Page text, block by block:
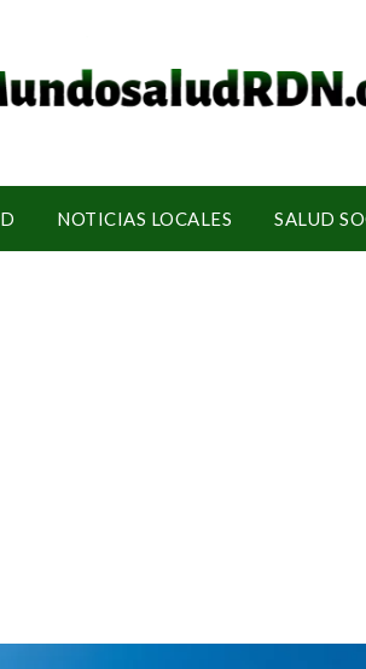
NOTICIAS LOCALES SALUD